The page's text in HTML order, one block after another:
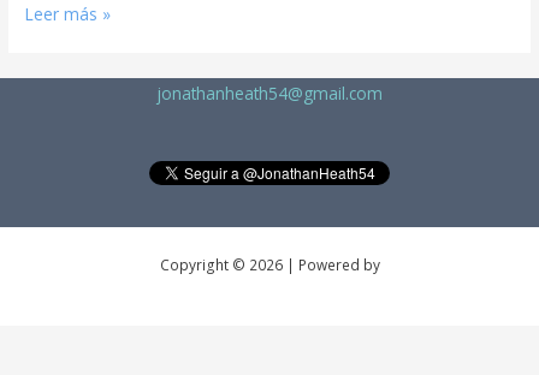
Leer más »
jonathanheath54@gmail.com
Copyright © 2026 | Powered by